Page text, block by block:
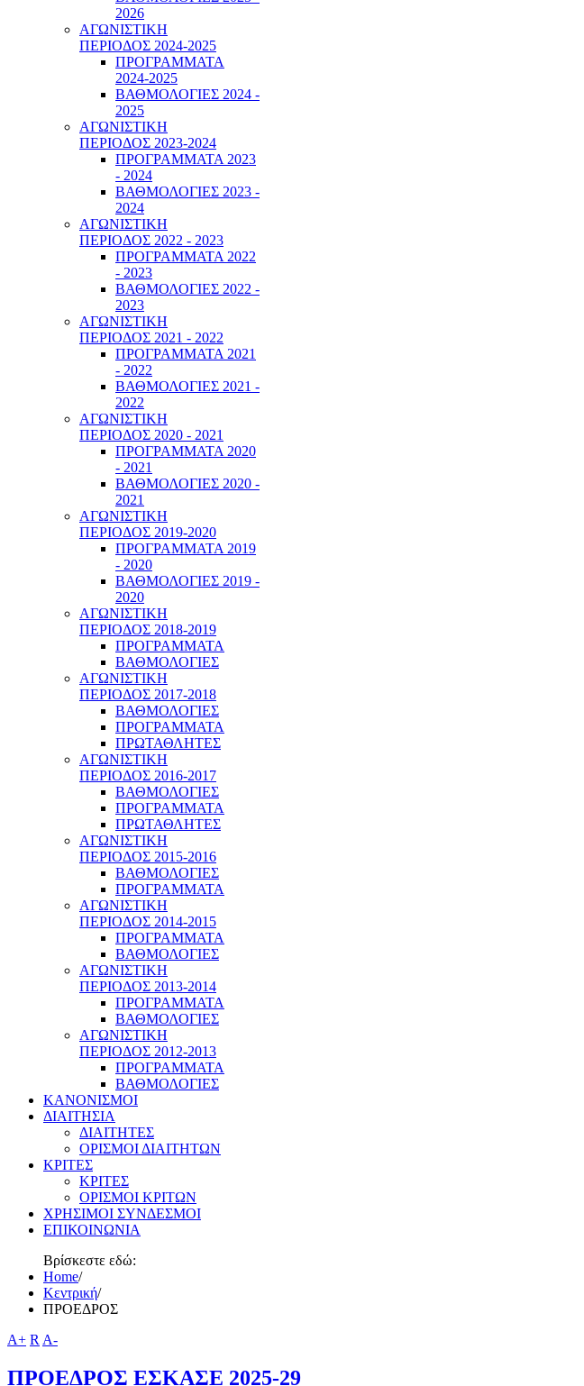
2026
ΑΓΩΝΙΣΤΙΚΗ
ΠΕΡΙΟΔΟΣ 2024-2025
ΠΡΟΓΡΑΜΜΑΤΑ
2024-2025
ΒΑΘΜΟΛΟΓΙΕΣ 2024 -
2025
ΑΓΩΝΙΣΤΙΚΗ
ΠΕΡΙΟΔΟΣ 2023-2024
ΠΡΟΓΡΑΜΜΑΤΑ 2023
- 2024
ΒΑΘΜΟΛΟΓΙΕΣ 2023 -
2024
ΑΓΩΝΙΣΤΙΚΗ
ΠΕΡΙΟΔΟΣ 2022 - 2023
ΠΡΟΓΡΑΜΜΑΤΑ 2022
- 2023
ΒΑΘΜΟΛΟΓΙΕΣ 2022 -
2023
ΑΓΩΝΙΣΤΙΚΗ
ΠΕΡΙΟΔΟΣ 2021 - 2022
ΠΡΟΓΡΑΜΜΑΤΑ 2021
- 2022
ΒΑΘΜΟΛΟΓΙΕΣ 2021 -
2022
ΑΓΩΝΙΣΤΙΚΗ
ΠΕΡΙΟΔΟΣ 2020 - 2021
ΠΡΟΓΡΑΜΜΑΤΑ 2020
- 2021
ΒΑΘΜΟΛΟΓΙΕΣ 2020 -
2021
ΑΓΩΝΙΣΤΙΚΗ
ΠΕΡΙΟΔΟΣ 2019-2020
ΠΡΟΓΡΑΜΜΑΤΑ 2019
- 2020
ΒΑΘΜΟΛΟΓΙΕΣ 2019 -
2020
ΑΓΩΝΙΣΤΙΚΗ
ΠΕΡΙΟΔΟΣ 2018-2019
ΠΡΟΓΡΑΜΜΑΤΑ
ΒΑΘΜΟΛΟΓΙΕΣ
ΑΓΩΝΙΣΤΙΚΗ
ΠΕΡΙΟΔΟΣ 2017-2018
ΒΑΘΜΟΛΟΓΙΕΣ
ΠΡΟΓΡΑΜΜΑΤΑ
ΠΡΩΤΑΘΛΗΤΕΣ
ΑΓΩΝΙΣΤΙΚΗ
ΠΕΡΙΟΔΟΣ 2016-2017
ΒΑΘΜΟΛΟΓΙΕΣ
ΠΡΟΓΡΑΜΜΑΤΑ
ΠΡΩΤΑΘΛΗΤΕΣ
ΑΓΩΝΙΣΤΙΚΗ
ΠΕΡΙΟΔΟΣ 2015-2016
ΒΑΘΜΟΛΟΓΙΕΣ
ΠΡΟΓΡΑΜΜΑΤΑ
ΑΓΩΝΙΣΤΙΚΗ
ΠΕΡΙΟΔΟΣ 2014-2015
ΠΡΟΓΡΑΜΜΑΤΑ
ΒΑΘΜΟΛΟΓΙΕΣ
ΑΓΩΝΙΣΤΙΚΗ
ΠΕΡΙΟΔΟΣ 2013-2014
ΠΡΟΓΡΑΜΜΑΤΑ
ΒΑΘΜΟΛΟΓΙΕΣ
ΑΓΩΝΙΣΤΙΚΗ
ΠΕΡΙΟΔΟΣ 2012-2013
ΠΡΟΓΡΑΜΜΑΤΑ
ΒΑΘΜΟΛΟΓΙΕΣ
ΚΑΝΟΝΙΣΜΟΙ
ΔΙΑΙΤΗΣΙΑ
ΔΙΑΙΤΗΤΕΣ
ΟΡΙΣΜΟΙ ΔΙΑΙΤΗΤΩΝ
ΚΡΙΤΕΣ
ΚΡΙΤΕΣ
ΟΡΙΣΜΟΙ ΚΡΙΤΩΝ
ΧΡΗΣΙΜΟΙ ΣΥΝΔΕΣΜΟΙ
ΕΠΙΚΟΙΝΩΝΙΑ
Βρίσκεστε εδώ:
Home/
Κεντρική/
ΠΡΟΕΔΡΟΣ
A+ R A-
ΠΡΟΕΔΡΟΣ ΕΣΚΑΣΕ 2025-29